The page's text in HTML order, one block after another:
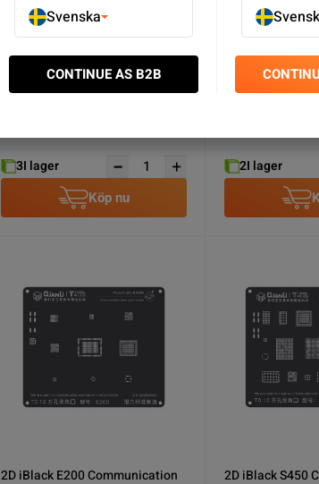
iBridge PCBA Testkabel iPhone 7
3I lager
Köp nu
iBridge PCBA
2I lager
2D iBlack E200 Communication
2D iBlack S450
Svenska
CONTINUE AS B2B